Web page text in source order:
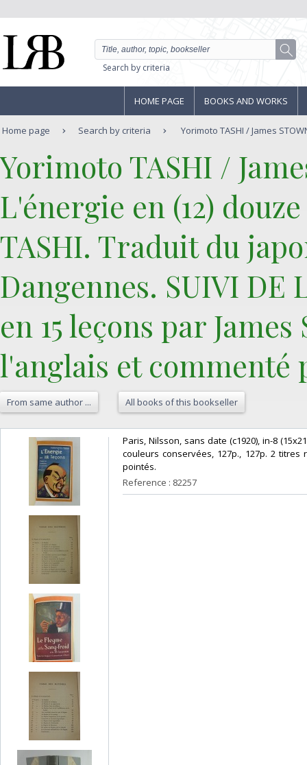
Search by criteria
HOME PAGE BOOKS AND WORKS
Home page Search by criteria Yorimoto TASHI / James
‎Yorimoto TASHI /
‎L'énergie en (12)
TASHI. Traduit du
Dangennes. SUIVI
en 15 leçons par
l'anglais et commenté
From same author ... All books of this bookseller
‎Paris, Nilsson, sans date (c1920), in-8
couleurs conservées, 127p., 127p. 2
pointés. ‎
Reference : 82257